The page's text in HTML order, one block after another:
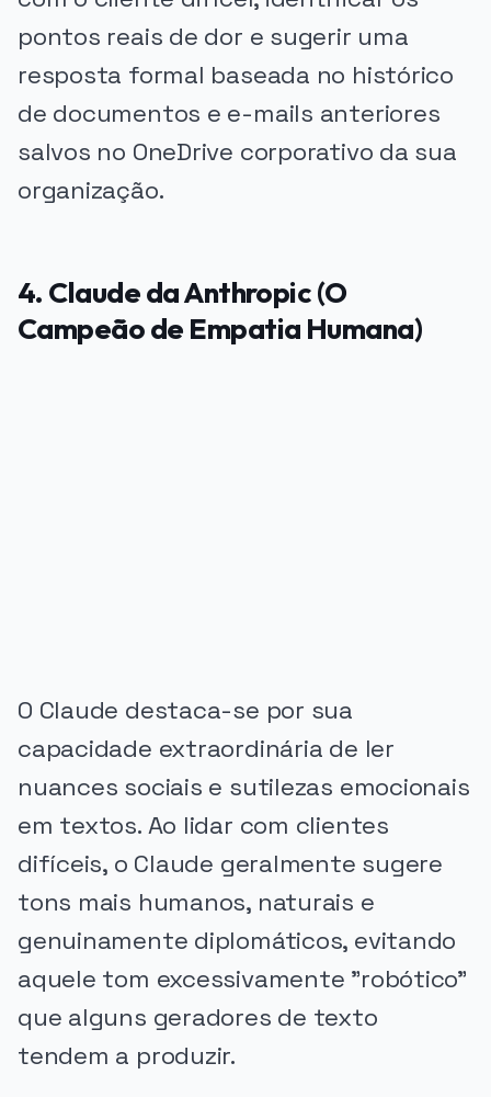
pontos reais de dor e sugerir uma
resposta formal baseada no histórico
de documentos e e-mails anteriores
salvos no OneDrive corporativo da sua
organização.
4. Claude da Anthropic (O
Campeão de Empatia Humana)
O Claude destaca-se por sua
capacidade extraordinária de ler
nuances sociais e sutilezas emocionais
em textos. Ao lidar com clientes
difíceis, o Claude geralmente sugere
tons mais humanos, naturais e
genuinamente diplomáticos, evitando
aquele tom excessivamente "robótico"
que alguns geradores de texto
tendem a produzir.